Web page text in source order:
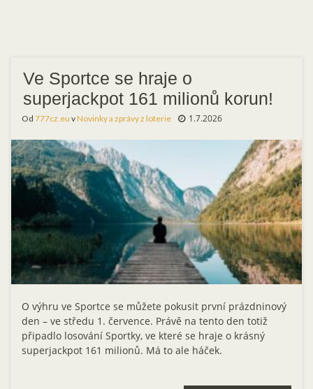
Ve Sportce se hraje o
superjackpot 161 milionů korun!
Od 777cz.eu vNovinky a zprávy z loterie 1.7.2026
O výhru ve Sportce se můžete pokusit první prázdninový
den – ve středu 1. července. Právě na tento den totiž
připadlo losování Sportky, ve které se hraje o krásný
superjackpot 161 milionů. Má to ale háček.